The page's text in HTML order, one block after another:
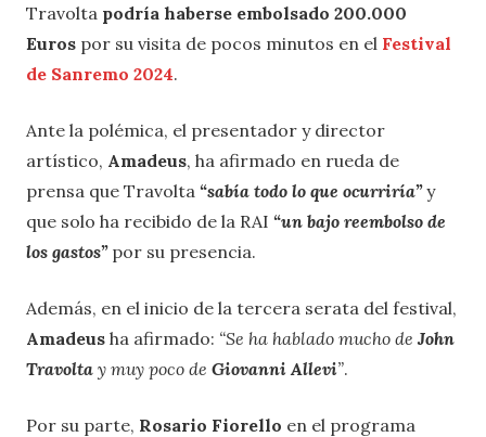
Travolta podría haberse embolsado 200.000
Euros por su visita de pocos minutos en el Festival
de Sanremo 2024.
Ante la polémica, el presentador y director
artístico, Amadeus, ha afirmado en rueda de
prensa que Travolta “sabía todo lo que ocurriría”y
que solo ha recibido de la RAI “un bajo reembolso de
los gastos” por su presencia.
Además, en el inicio de la tercera serata del festival,
Amadeus ha afirmado: “Se ha hablado mucho deJohn
Travolta y muy poco de Giovanni Allevi”.
Por su parte, Rosario Fiorello en el programa